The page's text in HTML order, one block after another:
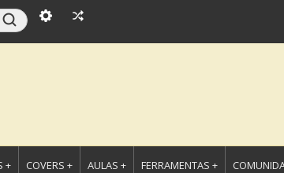
+ COVERS + AULAS + FERRAMENTAS +